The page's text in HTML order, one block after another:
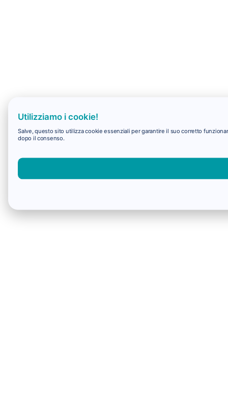
Utilizziamo i cookie!
Salve, questo sito utilizza cookie essenziali per garantire il suo corretto
dopo il consenso.